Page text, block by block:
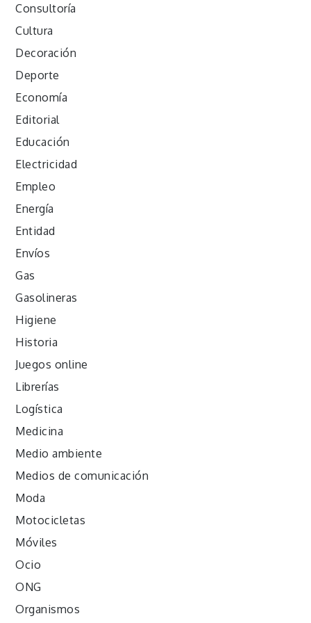
Consultoría
Cultura
Decoración
Deporte
Economía
Editorial
Educación
Electricidad
Empleo
Energía
Entidad
Envíos
Gas
Gasolineras
Higiene
Historia
Juegos online
Librerías
Logística
Medicina
Medio ambiente
Medios de comunicación
Moda
Motocicletas
Móviles
Ocio
ONG
Organismos